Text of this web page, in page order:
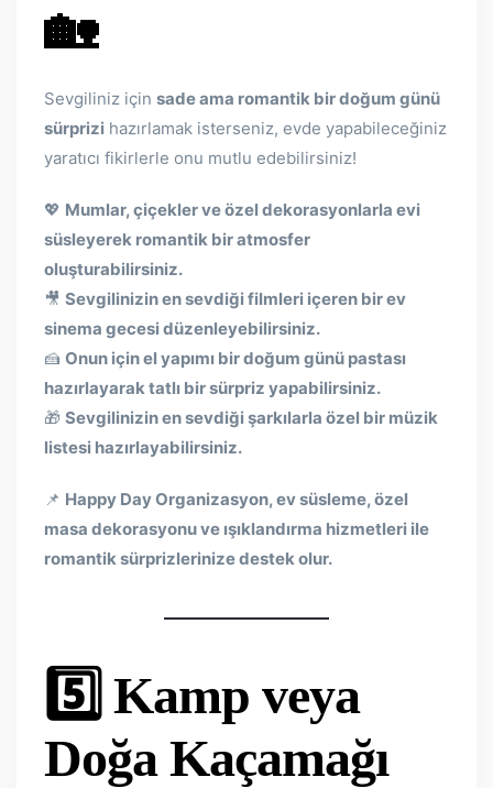
🏡
Sevgiliniz için sade ama romantik bir doğum günü
sürprizi hazırlamak isterseniz, evde yapabileceğiniz
yaratıcı fikirlerle onu mutlu edebilirsiniz!
💖 Mumlar, çiçekler ve özel dekorasyonlarla evi
süsleyerek romantik bir atmosfer
oluşturabilirsiniz.
🎥 Sevgilinizin en sevdiği filmleri içeren bir ev
sinema gecesi düzenleyebilirsiniz.
🍰 Onun için el yapımı bir doğum günü pastası
hazırlayarak tatlı bir sürpriz yapabilirsiniz.
🎁 Sevgilinizin en sevdiği şarkılarla özel bir müzik
listesi hazırlayabilirsiniz.
📌 Happy Day Organizasyon, ev süsleme, özel
masa dekorasyonu ve ışıklandırma hizmetleri ile
romantik sürprizlerinize destek olur.
5️⃣ Kamp veya
Doğa Kaçamağı